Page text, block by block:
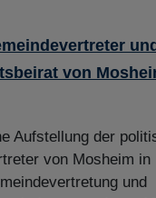
und
von
Aufstellung der
von Mosheim in
und